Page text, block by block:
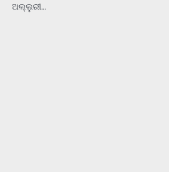
ଅଲ୍ଲୁରୀ…